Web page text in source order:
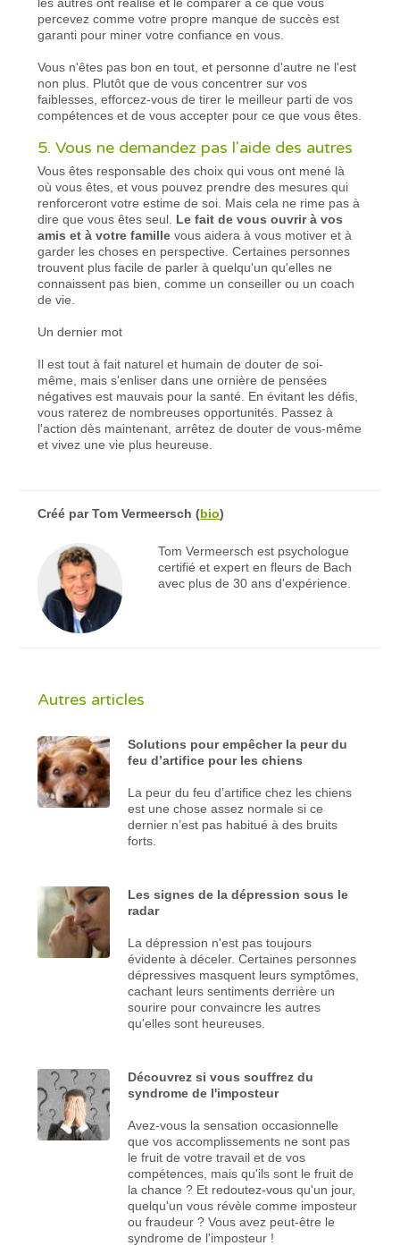
percevez comme votre propre manque de succès est
garanti pour miner votre confiance en vous.
Vous n'êtes pas bon en tout, et personne d'autre ne l'est
non plus. Plutôt que de vous concentrer sur vos
faiblesses, efforcez-vous de tirer le meilleur parti de vos
compétences et de vous accepter pour ce que vous êtes.
5. Vous ne demandez pas l'aide des autres
Vous êtes responsable des choix qui vous ont mené là
où vous êtes, et vous pouvez prendre des mesures qui
renforceront votre estime de soi. Mais cela ne rime pas à
dire que vous êtes seul. Le fait de vous ouvrir à vos
amis et à votre famille vous aidera à vous motiver et à
garder les choses en perspective. Certaines personnes
trouvent plus facile de parler à quelqu'un qu'elles ne
connaissent pas bien, comme un conseiller ou un coach
de vie.
Un dernier mot
Il est tout à fait naturel et humain de douter de soi-
même, mais s'enliser dans une ornière de pensées
négatives est mauvais pour la santé. En évitant les défis,
vous raterez de nombreuses opportunités. Passez à
l'action dès maintenant, arrêtez de douter de vous-même
et vivez une vie plus heureuse.
Créé parTom Vermeersch (bio)
Tom Vermeersch est psychologue
certifié et expert en fleurs de Bach
avec plus de 30 ans d'expérience.
Autres articles
Solutions pour empêcher la peur du
feu d’artifice pour les chiens
La peur du feu d’artifice chez les chiens
est une chose assez normale si ce
dernier n’est pas habitué à des bruits
forts.
Les signes de la dépression sous le
radar
La dépression n'est pas toujours
évidente à déceler. Certaines personnes
dépressives masquent leurs symptômes,
cachant leurs sentiments derrière un
sourire pour convaincre les autres
qu'elles sont heureuses.
Découvrez si vous souffrez du
syndrome de l'imposteur
Avez-vous la sensation occasionnelle
que vos accomplissements ne sont pas
le fruit de votre travail et de vos
compétences, mais qu'ils sont le fruit de
la chance ? Et redoutez-vous qu'un jour,
quelqu'un vous révèle comme imposteur
ou fraudeur ? Vous avez peut-être le
syndrome de l'imposteur !